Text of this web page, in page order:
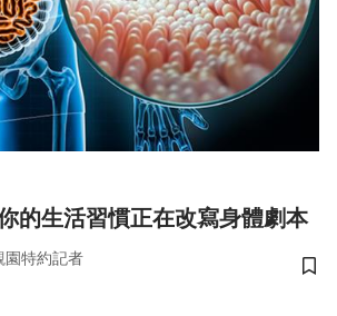
因不是命運 你的生活習慣正在改寫身體劇本
園特約記者
儲